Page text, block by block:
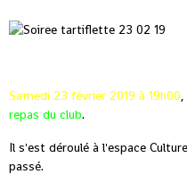
Samedi 23 février 2019 à 19h00
repas du club.
Il s'est déroulé à l'espace
passé.